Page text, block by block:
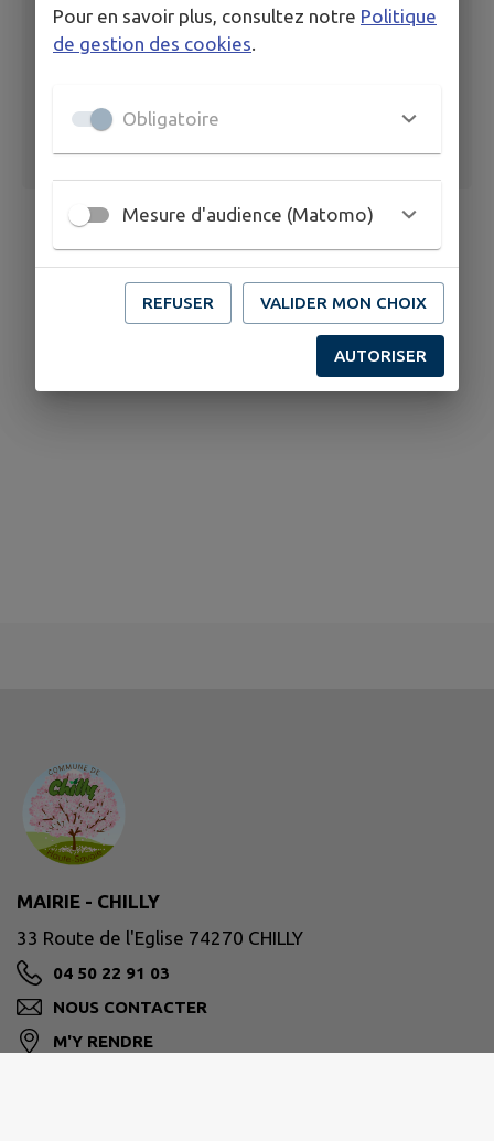
MAIRIE - CHILLY
33 Route de l'Eglise 74270 CHILLY
04 50 22 91 03
NOUS CONTACTER
M'Y RENDRE
Pour en savoir plus, consultez notre Politique
de gestion des cookies
Obligatoire
Mesure d'audience (Matomo)
REFUSER VALIDER MON CHOIX
AUTORISER